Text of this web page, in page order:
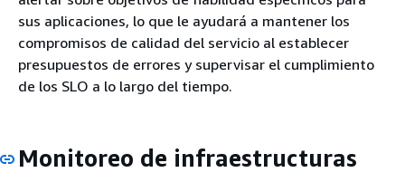
sus aplicaciones, lo que le ayudará a mantener los
compromisos de calidad del servicio al establecer
presupuestos de errores y supervisar el cumplimiento
de los SLO a lo largo del tiempo.
Monitoreo de infraestructuras